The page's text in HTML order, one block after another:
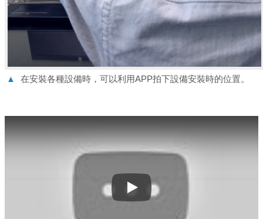
▲ 在安裝各種設備時，可以利用APP拍下設備安裝時的位置。
Play